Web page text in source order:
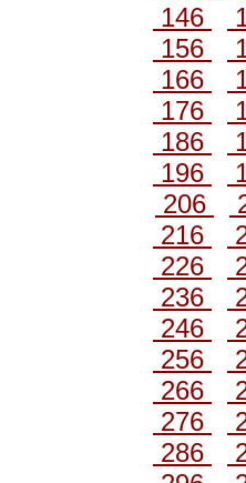
146
156
166
176
186
196
206
216
226
236
246
256
266
276
286